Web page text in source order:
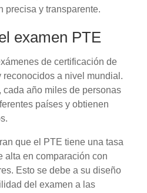
precisa y transparente.
examen PTE
de certificación de
reconocidos a nivel mundial.
año miles de personas
países y obtienen
que el PTE tiene una tasa
alta en comparación con
Esto se debe a su diseño
del examen a las